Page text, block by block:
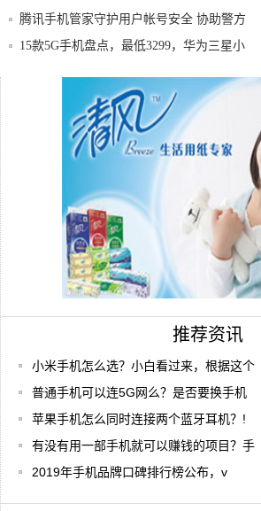
这样选
腾讯手机管家守护用户帐号安全 协助警方
打击盗
15款5G手机盘点，最低3299，华为三星小
拍照手机排行榜，最便宜的几台2500不到!
推荐资讯
小米手机怎么选？小白看过来，根据这个
普通手机可以连5G网么？是否要换手机
苹果手机怎么同时连接两个蓝牙耳机？!
有没有用一部手机就可以赚钱的项目？手
2019年手机品牌口碑排行榜公布，v